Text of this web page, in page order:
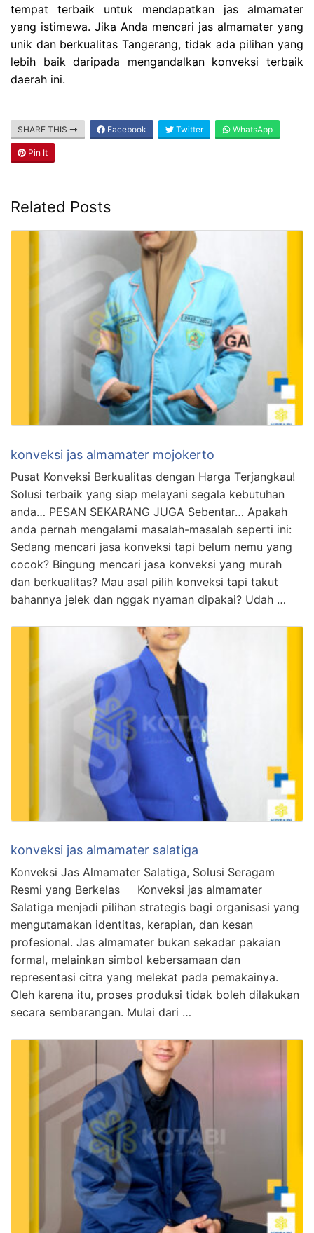
tempat terbaik untuk mendapatkan jas almamater
yang istimewa. Jika Anda mencari jas almamater yang
unik dan berkualitas Tangerang, tidak ada pilihan yang
lebih baik daripada mengandalkan konveksi terbaik
daerah ini.
SHARE THIS Facebook Twitter WhatsApp
Pin It
Related Posts
konveksi jas almamater mojokerto
Pusat Konveksi Berkualitas dengan Harga Terjangkau!
Solusi terbaik yang siap melayani segala kebutuhan
anda… PESAN SEKARANG JUGA Sebentar… Apakah
anda pernah mengalami masalah-masalah seperti ini:
Sedang mencari jasa konveksi tapi belum nemu yang
cocok? Bingung mencari jasa konveksi yang murah
dan berkualitas? Mau asal pilih konveksi tapi takut
bahannya jelek dan nggak nyaman dipakai? Udah …
konveksi jas almamater salatiga
Konveksi Jas Almamater Salatiga, Solusi Seragam
Resmi yang Berkelas Konveksi jas almamater
Salatiga menjadi pilihan strategis bagi organisasi yang
mengutamakan identitas, kerapian, dan kesan
profesional. Jas almamater bukan sekadar pakaian
formal, melainkan simbol kebersamaan dan
representasi citra yang melekat pada pemakainya.
Oleh karena itu, proses produksi tidak boleh dilakukan
secara sembarangan. Mulai dari …